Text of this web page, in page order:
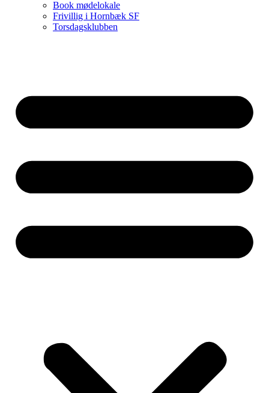
Book mødelokale
Frivillig i Hornbæk SF
Torsdagsklubben